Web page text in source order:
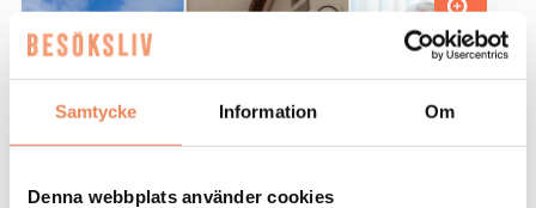
Samtycke Information Om
Denna webbplats använder cookies
Anna Sundenhammar, General Manager på Home Hotel
Bilan.